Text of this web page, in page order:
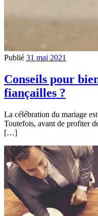
Publié 31 mai 2021
Conseils pour
fiançailles ?
La célébration du mariage
Toutefois, avant de profiter
[…]